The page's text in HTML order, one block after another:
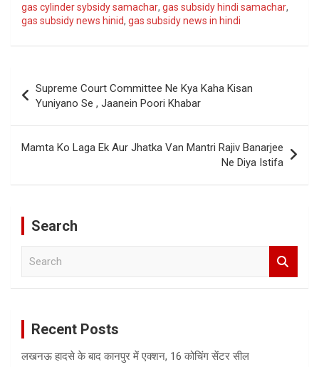
gas cylinder sybsidy samachar, gas subsidy hindi samachar,
gas subsidy news hinid, gas subsidy news in hindi
navigation
Supreme Court Committee Ne Kya Kaha Kisan
Yuniyano Se , Jaanein Poori Khabar
Mamta Ko Laga Ek Aur Jhatka Van Mantri Rajiv Banarjee
Ne Diya Istifa
Search
Recent Posts
लखनऊ हादसे के बाद कानपुर में एक्शन, 16 कोचिंग सेंटर सील